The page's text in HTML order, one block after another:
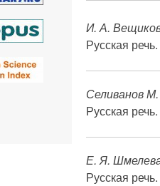
И. А.
Русская
Селиванов
Русская
Е. Я.
Русская